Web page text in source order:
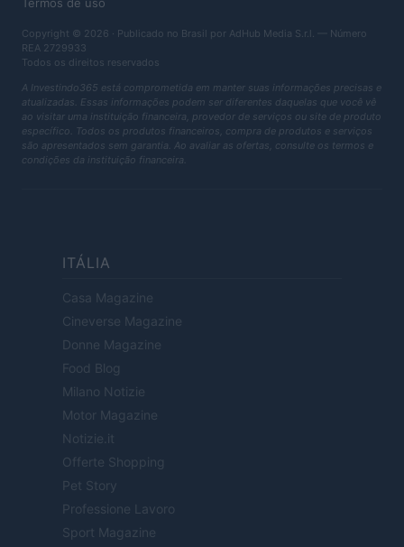
Termos de uso
Copyright © 2026 · Publicado no Brasil por AdHub Media S.r.l. — Número
REA 2729933
Todos os direitos reservados
A Investindo365 está comprometida em manter suas informações precisas e
atualizadas. Essas informações podem ser diferentes daquelas que você vê
ao visitar uma instituição financeira, provedor de serviços ou site de produto
específico. Todos os produtos financeiros, compra de produtos e serviços
são apresentados sem garantia. Ao avaliar as ofertas, consulte os termos e
condições da instituição financeira.
ITÁLIA
Casa Magazine
Cineverse Magazine
Donne Magazine
Food Blog
Milano Notizie
Motor Magazine
Notizie.it
Offerte Shopping
Pet Story
Professione Lavoro
Sport Magazine